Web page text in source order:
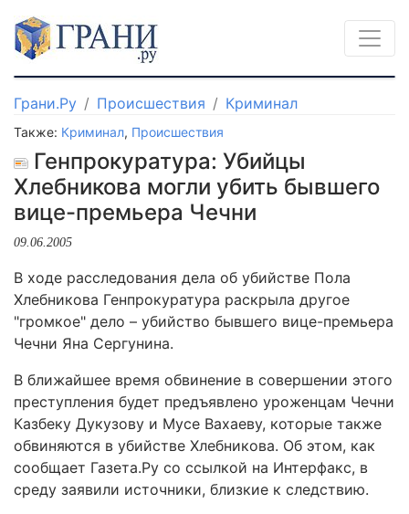
Грани.Ру Происшествия Криминал
Также: Криминал, Происшествия
Генпрокуратура: Убийцы
Хлебникова могли убить бывшего
вице-премьера Чечни
09.06.2005
В ходе расследования дела об убийстве Пола
Хлебникова Генпрокуратура раскрыла другое
"громкое" дело – убийство бывшего вице-премьера
Чечни Яна Сергунина.
В ближайшее время обвинение в совершении этого
преступления будет предъявлено уроженцам Чечни
Казбеку Дукузову и Мусе Вахаеву, которые также
обвиняются в убийстве Хлебникова. Об этом, как
сообщает Газета.Ру со ссылкой на Интерфакс, в
среду заявили источники, близкие к следствию.